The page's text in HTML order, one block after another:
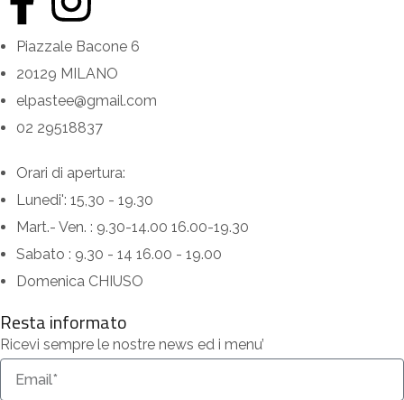
Resta informato
Ricevi sempre le nostre news ed i menu’
Orari di apertura:
Lunedi': 15,30 - 19.30
Mart.- Ven. : 9.30-14.00 16.00-19.30
Sabato : 9.30 - 14 16.00 - 19.00
Domenica CHIUSO
Piazzale Bacone 6
20129 MILANO
elpastee@gmail.com
02 29518837